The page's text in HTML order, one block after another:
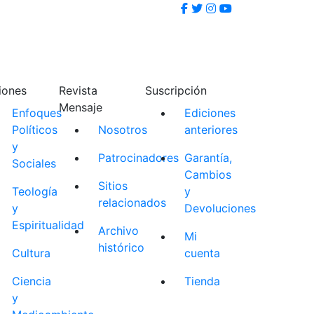
Enfoques
Políticos
y
Sociales
Teología
y
Espiritualidad
Cultura
Ciencia
y
Revista
Mensaje
Nosotros
Patrocinadores
Sitios
relacionados
Archivo
histórico
Suscripción
Ediciones
anteriores
Garantía,
Cambios
y
Devoluciones
Mi
cuenta
Tienda